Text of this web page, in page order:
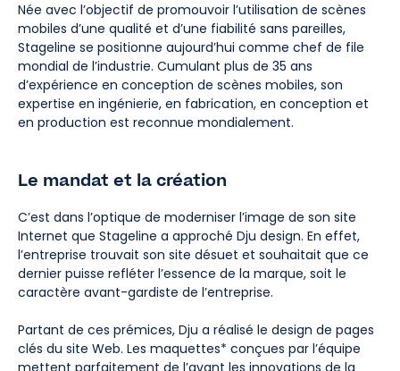
Née avec l’objectif de promouvoir l’utilisation de scènes
mobiles d’une qualité et d’une fiabilité sans pareilles,
Stageline se positionne aujourd’hui comme chef de file
mondial de l’industrie. Cumulant plus de 35 ans
d’expérience en conception de scènes mobiles, son
expertise en ingénierie, en fabrication, en conception et
en production est reconnue mondialement.
Le mandat et la création
C’est dans l’optique de moderniser l’image de son site
Internet que Stageline a approché Dju design. En effet,
l’entreprise trouvait son site désuet et souhaitait que ce
dernier puisse refléter l’essence de la marque, soit le
caractère avant-gardiste de l’entreprise.
Partant de ces prémices, Dju a réalisé le design de pages
clés du site Web. Les maquettes* conçues par l’équipe